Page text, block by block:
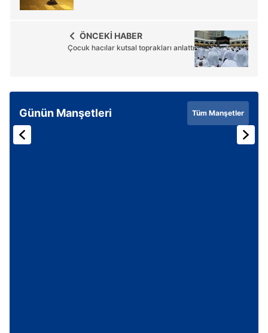
ÖNCEKİ HABER
Çocuk hacılar kutsal toprakları anlattı
Günün Manşetleri Tüm Manşetler